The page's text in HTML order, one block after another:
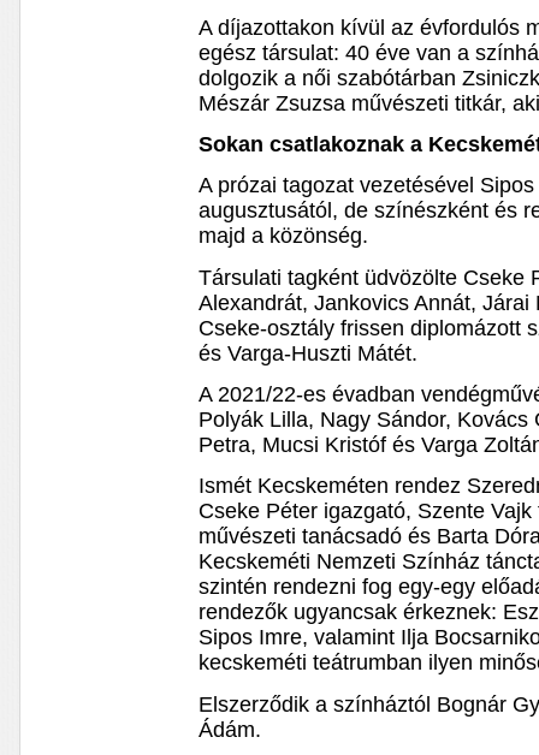
A díjazottakon kívül az évfordulós
egész társulat: 40 éve van a
dolgozik a női szabótárban
Mészár Zsuzsa művészeti titkár,
Sokan csatlakoznak a
A prózai tagozat vezetésével
augusztusától, de színészként és
majd a közönség.
Társulati tagként üdvözölte Cseke
Alexandrát, Jankovics Annát,
Cseke-osztály frissen diplomázott
és Varga-Huszti Mátét.
A 2021/22-es évadban
Polyák Lilla, Nagy Sándor,
Petra, Mucsi Kristóf és Varga
Ismét Kecskeméten rendez
Cseke Péter igazgató, Szente
művészeti tanácsadó és Barta
Kecskeméti Nemzeti Színház
szintén rendezni fog egy-egy
rendezők ugyancsak érkeznek:
Sipos Imre, valamint Ilja
kecskeméti teátrumban ilyen
Elszerződik a színháztól Bognár
Ádám.